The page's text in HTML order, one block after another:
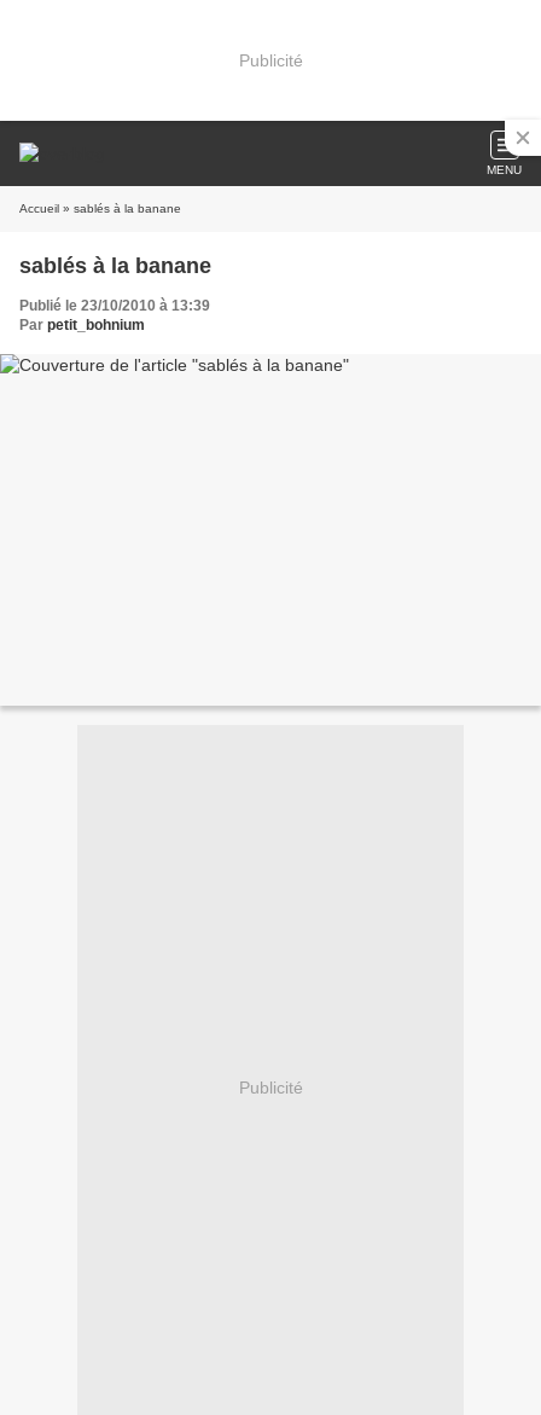
Publicité
MENU
Accueil » sablés à la banane
sablés à la banane
Publié le 23/10/2010 à 13:39
Par petit_bohnium
Publicité